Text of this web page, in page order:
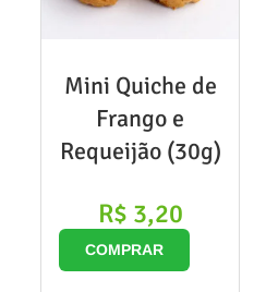
Mini Quiche de
Frango e
Requeijão (30g)
R$ 3,20
COMPRAR